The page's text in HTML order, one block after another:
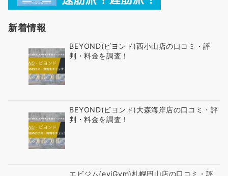
新着情報
BEYOND(ビヨンド)西小山店の口コミ・評
判・料金を調査！
BEYOND(ビヨンド)大森海岸店の口コミ・評
判・料金を調査！
エビジム(eviGym)札幌円山店の口コミ・評